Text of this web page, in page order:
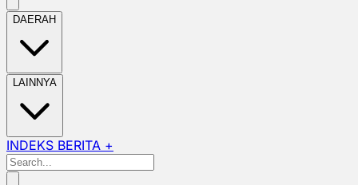
DAERAH
LAINNYA
INDEKS BERITA +